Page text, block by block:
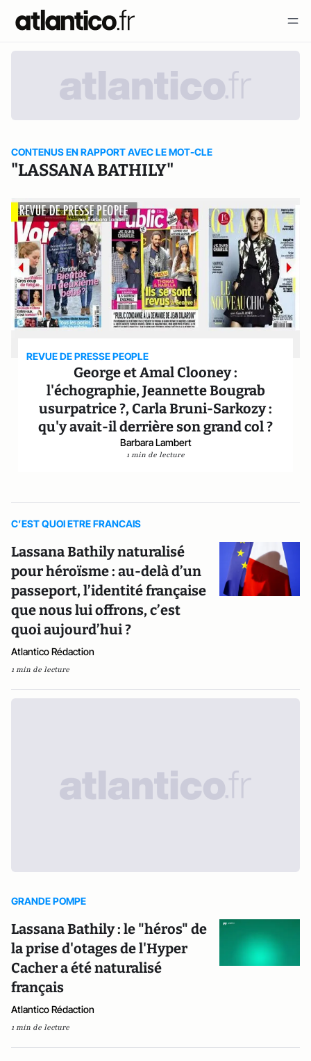
CONTENUS EN RAPPORT AVEC LE MOT-CLE
"LASSANA BATHILY"
REVUE DE PRESSE PEOPLE
George et Amal Clooney :
l'échographie, Jeannette Bougrab
usurpatrice ?, Carla Bruni-Sarkozy :
qu'y avait-il derrière son grand col ?
Barbara Lambert
1 min de lecture
C’EST QUOI ETRE FRANCAIS
Lassana Bathily naturalisé
pour héroïsme : au-delà d’un
passeport, l’identité française
que nous lui offrons, c’est
quoi aujourd’hui ?
Atlantico Rédaction
1 min de lecture
GRANDE POMPE
Lassana Bathily : le "héros" de
la prise d'otages de l'Hyper
Cacher a été naturalisé
français
Atlantico Rédaction
1 min de lecture